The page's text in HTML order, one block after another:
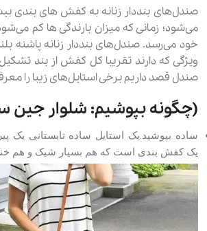
صندل‌های بنددار زنانه به کفش های بندی
می‌شود؛ زمانی که میزان بارندگی ها کم
خود می‌رسد. صندل‌های بنددار زنانه پاشنه
ویژگی که دارند تقریبا کل کفش از بند
صندل قصد داریم برخی استایل‌های زیبا را
(چگونه بپوشیم: شلوار جین
ساده بپوشید.یک استایل ساده تابستانی یک
یک کفش بندی است که هم بسیار شیک و هم